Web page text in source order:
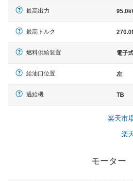
最高出力
最高トルク
燃料供給装置 電子
給油口位置 左
過給機 TB
楽天市
楽
モーター